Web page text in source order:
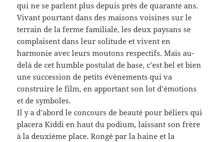
qui ne se parlent plus depuis près de quarante ans.
Vivant pourtant dans des maisons voisines sur le
terrain de la ferme familiale, les deux paysans se
complaisent dans leur solitude et vivent en
harmonie avec leurs moutons respectifs. Mais au-
delà de cet humble postulat de base, c’est bel et bien
une succession de petits évènements qui va
construire le film, en apportant son lot d’émotions
et de symboles.
Il y a d’abord le concours de beauté pour béliers qui
placera Kiddi en haut du podium, laissant son frère
à la deuxième place. Rongé par la haine et la